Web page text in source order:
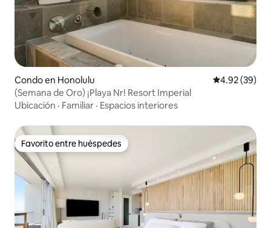
Condo en Honolulu Calificación
4.92 (39)
(Semana de Oro) ¡Playa Nr! Resort Imperial
Ubicación · Familiar · Espacios interiores
Favorito entre huéspedes
Favorito entre huéspedes